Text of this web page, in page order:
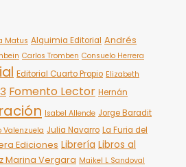
Matus Alquimia Editorial Andrés
Carlos Tromben Consuelo Herrera
Editorial Cuarto Propio Elizabeth
Fomento Lector Hernán
Isabel Allende Jorge Baradit
Valenzuela Julia Navarro La Furia del
Ediciones Librería Libros al
Marina Vergara Maikel L Sandoval